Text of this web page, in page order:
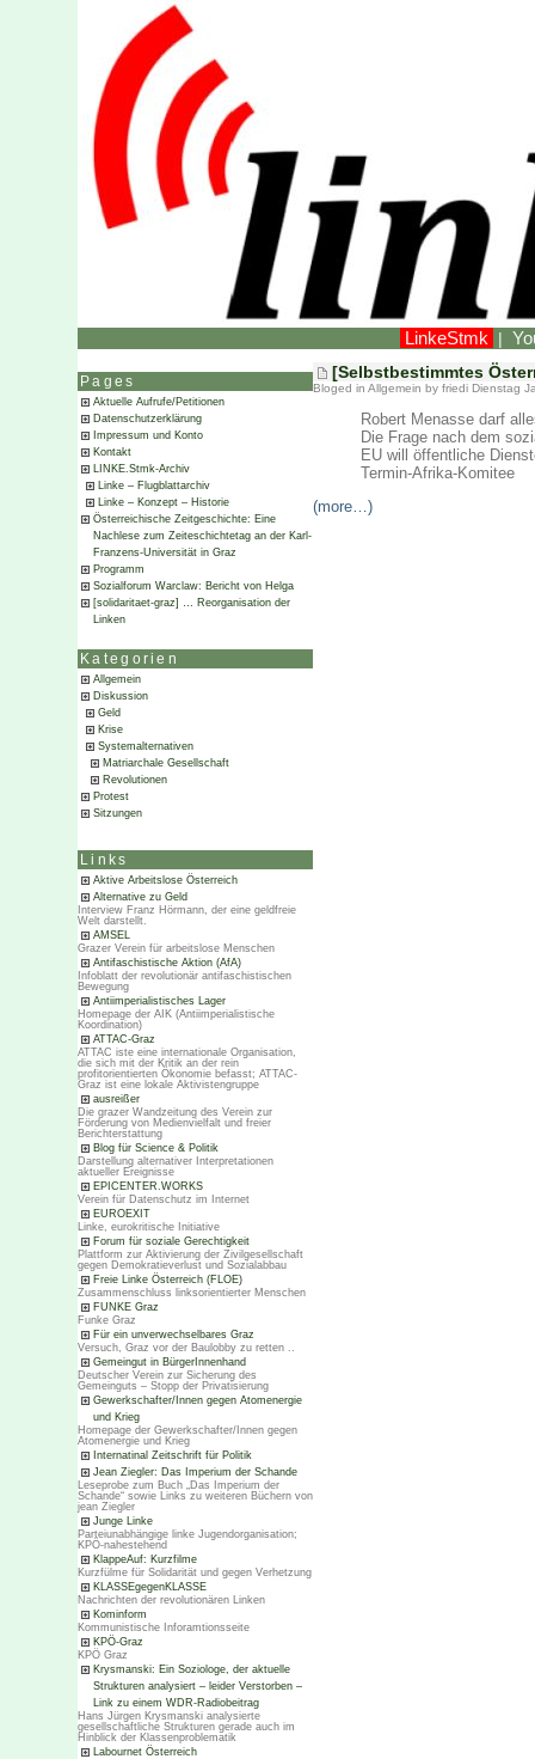
LinkeStmk |
Pages
Aktuelle Aufrufe/Petitionen
Datenschutzerklärung
Impressum und Konto
Kontakt
LINKE.Stmk-Archiv
Linke – Flugblattarchiv
Linke – Konzept – Historie
Österreichische Zeitgeschichte: Eine
Nachlese zum Zeiteschichtetag an der Karl-
Franzens-Universität in Graz
Programm
Sozialforum Warclaw: Bericht von Helga
[solidaritaet-graz] … Reorganisation der
Linken
Kategorien
Allgemein
Diskussion
Geld
Krise
Systemalternativen
Matriarchale Gesellschaft
Revolutionen
Protest
Sitzungen
Links
Aktive Arbeitslose Österreich
Alternative zu Geld
Interview Franz Hörmann, der eine geldfreie
Welt darstellt.
AMSEL
Grazer Verein für arbeitslose Menschen
Antifaschistische Aktion (AfA)
Infoblatt der revolutionär antifaschistischen
Bewegung
Antiimperialistisches Lager
Homepage der AIK (Antiimperialistische
Koordination)
ATTAC-Graz
ATTAC iste eine internationale Organisation,
die sich mit der Kritik an der rein
profitorientierten Ökonomie befasst; ATTAC-
Graz ist eine lokale Aktivistengruppe
ausreißer
Die grazer Wandzeitung des Verein zur
Förderung von Medienvielfalt und freier
Berichterstattung
Blog für Science & Politik
Darstellung alternativer Interpretationen
aktueller Ereignisse
EPICENTER.WORKS
Verein für Datenschutz im Internet
EUROEXIT
Linke, eurokritische Initiative
Forum für soziale Gerechtigkeit
Plattform zur Aktivierung der Zivilgesellschaft
gegen Demokratieverlust und Sozialabbau
Freie Linke Österreich (FLOE)
Zusammenschluss linksorientierter Menschen
FUNKE Graz
Funke Graz
Für ein unverwechselbares Graz
Versuch, Graz vor der Baulobby zu retten ..
Gemeingut in BürgerInnenhand
Deutscher Verein zur Sicherung des
Gemeinguts – Stopp der Privatisierung
Gewerkschafter/Innen gegen Atomenergie
und Krieg
Homepage der Gewerkschafter/Innen gegen
Atomenergie und Krieg
Internatinal Zeitschrift für Politik
Jean Ziegler: Das Imperium der Schande
Leseprobe zum Buch „Das Imperium der
Schande“ sowie Links zu weiteren Büchern von
jean Ziegler
Junge Linke
Parteiunabhängige linke Jugendorganisation;
KPÖ-nahestehend
KlappeAuf: Kurzfilme
Kurzfülme für Solidarität und gegen Verhetzung
KLASSEgegenKLASSE
Nachrichten der revolutionären Linken
Kominform
Kommunistische Inforamtionsseite
KPÖ-Graz
KPÖ Graz
Krysmanski: Ein Soziologe, der aktuelle
Strukturen analysiert – leider Verstorben –
Link zu einem WDR-Radiobeitrag
Hans Jürgen Krysmanski analysierte
gesellschaftliche Strukturen gerade auch im
Hinblick der Klassenproblematik
Labournet Österreich
[Selbstbestimmtes
Bloged in Allgemein by friedi Dienstag
Robert Menasse darf
Die Frage nach dem
EU will öffentliche
Termin-Afrika-Komitee
(more…)